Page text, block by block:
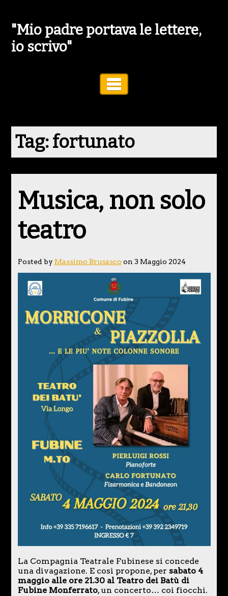
"Mio padre portava le lettere,
io scrivo"
Tag:fortunato
Musica, non solo
teatro
Posted by Massimo Brusasco on 3 Maggio 2024
La Compagnia Teatrale Fubinese si concede
una divagazione. E così propone, per sabato 4
maggio alle ore 21.30 al Teatro dei Batù di
Fubine Monferrato, un concerto… coi fiocchi.